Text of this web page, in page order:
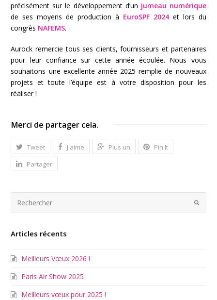
précisément sur le développement d’un jumeau numérique
de ses moyens de production à EuroSPF 2024et lors du
congrès NAFEMS.
Aurock remercie tous ses clients, fournisseurs et partenaires
pour leur confiance sur cette année écoulée. Nous vous
souhaitons une excellente année 2025 remplie de nouveaux
projets et toute l’équipe est à votre disposition pour les
réaliser !
Merci de partager cela.
Tweet J'aime Plus un
Pin It
Partager
Articles récents
Meilleurs Vœux 2026 !
Paris Air Show 2025
Meilleurs vœux pour 2025 !